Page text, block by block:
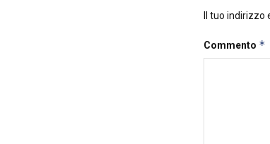
Il tuo
Commento *